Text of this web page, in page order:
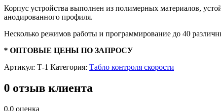
Корпус устройства выполнен из полимерных материалов,
анодированного профиля.
Несколько режимов работы и программирование до 40
* ОПТОВЫЕ ЦЕНЫ ПО ЗАПРОСУ
Артикул: Т-1 Категория: Табло контроля скорости
0 отзыв клиента
0.0 оценка